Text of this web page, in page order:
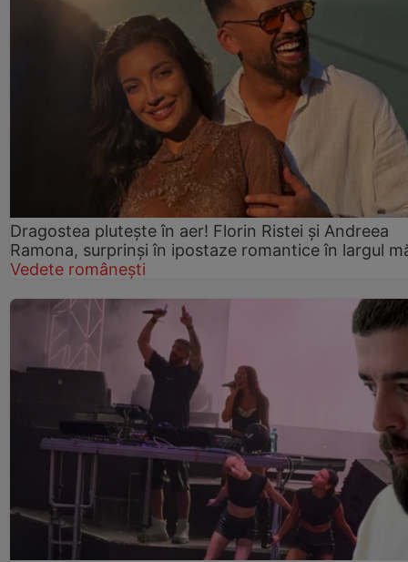
Dragostea plutește în aer! Florin Ristei și Andreea
Ramona, surprinși în ipostaze romantice în largul
Vedete românești